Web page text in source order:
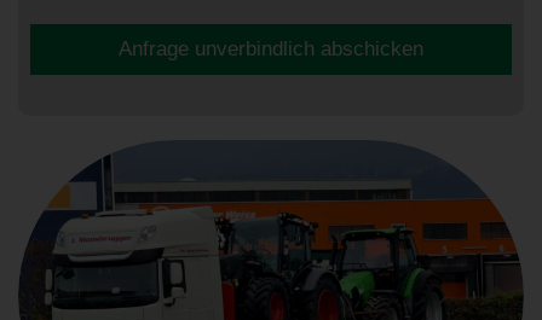
Anfrage unverbindlich abschicken